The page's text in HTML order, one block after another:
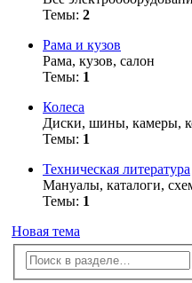
Темы: 2
Рама и кузов
Рама, кузов, салон
Темы: 1
Колеса
Диски, шины, камеры,
Темы: 1
Техническая литература
Мануалы, каталоги,
Темы: 1
Новая тема